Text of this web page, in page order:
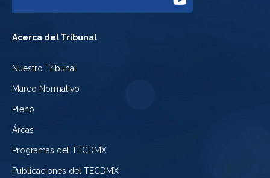
Facebook
Acerca del Tribunal
Nuestro Tribunal
Marco Normativo
Pleno
Áreas
Programas del TECDMX
Publicaciones del TECDMX